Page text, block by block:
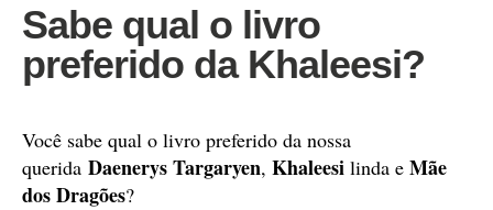
Sabe qual o livro
preferido da Khaleesi?
Você sabe qual o livro preferido da nossa
querida Daenerys Targaryen, Khaleesi linda e Mãe
dos Dragões?